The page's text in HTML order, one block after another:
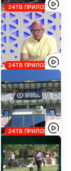
24ТВ ПРИЛОЗИ
24ТВ ПРИЛОЗИ
24ТВ ПРИЛОЗИ